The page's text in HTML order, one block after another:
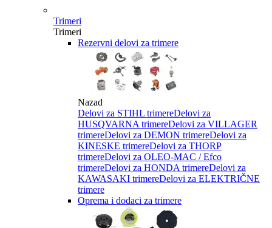
Trimeri
Trimeri
Rezervni delovi za trimere
Nazad
Delovi za STIHL trimereDelovi za
HUSQVARNA trimereDelovi za VILLAGER
trimereDelovi za DEMON trimereDelovi za
KINESKE trimereDelovi za THORP
trimereDelovi za OLEO-MAC / Efco
trimereDelovi za HONDA trimereDelovi za
KAWASAKI trimereDelovi za ELEKTRIČNE
trimere
Oprema i dodaci za trimere